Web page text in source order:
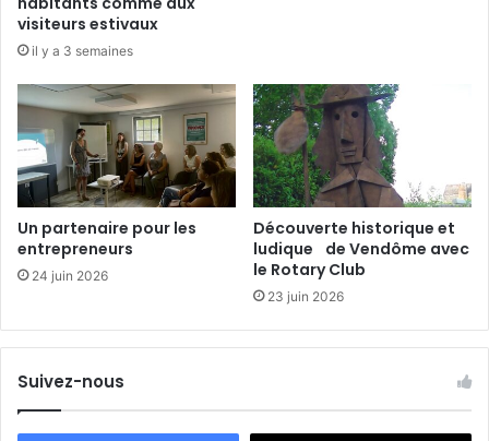
i
s
u
b
i
q
u
visiteurs estivaux
il y a 3 semaines
Un partenaire pour les
entrepreneurs
24 juin 2026
Découverte historique et
ludique de Vendôme avec
le Rotary Club
23 juin 2026
Suivez-nous